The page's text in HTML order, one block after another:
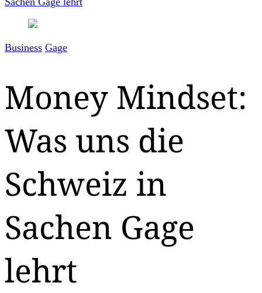
Business Gage
Money Mindset:
Was uns die
Schweiz in
Sachen Gage
lehrt